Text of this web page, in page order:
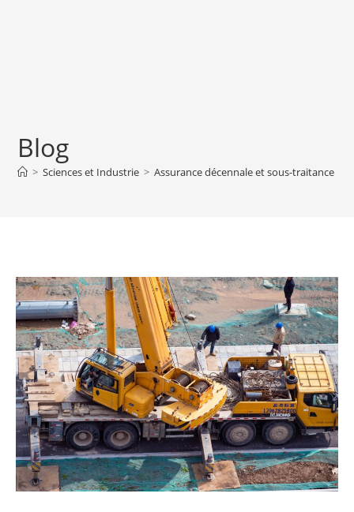
Blog
> Sciences et Industrie > Assurance décennale et sous-traitance :